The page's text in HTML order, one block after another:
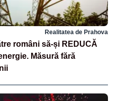
Realitatea de Prahova
români să-și REDUCĂ
Măsură fără